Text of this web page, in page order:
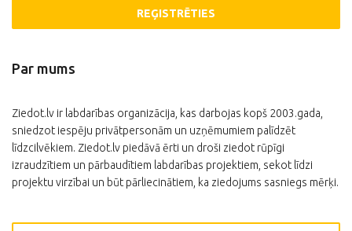
REĢISTRĒTIES
Par mums
Ziedot.lv ir labdarības organizācija, kas darbojas kopš 2003.gada,
sniedzot iespēju privātpersonām un uzņēmumiem palīdzēt
līdzcilvēkiem. Ziedot.lv piedāvā ērti un droši ziedot rūpīgi
izraudzītiem un pārbaudītiem labdarības projektiem, sekot līdzi
projektu virzībai un būt pārliecinātiem, ka ziedojums sasniegs mērķi.